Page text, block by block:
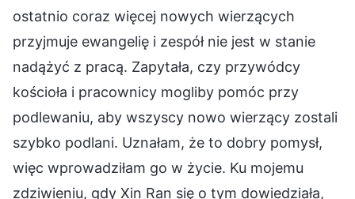
ostatnio coraz więcej nowych wierzących
przyjmuje ewangelię i zespół nie jest w stanie
nadążyć z pracą. Zapytała, czy przywódcy
kościoła i pracownicy mogliby pomóc przy
podlewaniu, aby wszyscy nowo wierzący zostali
szybko podlani. Uznałam, że to dobry pomysł,
więc wprowadziłam go w życie. Ku mojemu
zdziwieniu, gdy Xin Ran się o tym dowiedziała,